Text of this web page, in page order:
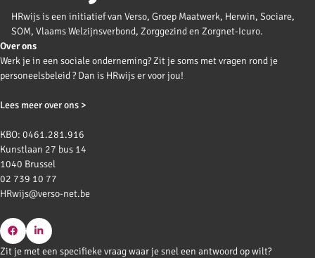
HRwijs is een initiatief van Verso, Groep Maatwerk, Herwin, Sociare,
SOM, Vlaams Welzijnsverbond, Zorggezind en Zorgnet-Icuro.
Over ons
Werk je in een sociale onderneming? Zit je soms met vragen rond je
personeelsbeleid ? Dan is HRwijs er voor jou!
Lees meer over ons >
KBO: 0461.281.916
Kunstlaan 27 bus 14
1040 Brussel
02 739 10 77
HRwijs@verso-net.be
Go
Go
Zit je met een specifieke vraag waar je snel een antwoord op wilt?